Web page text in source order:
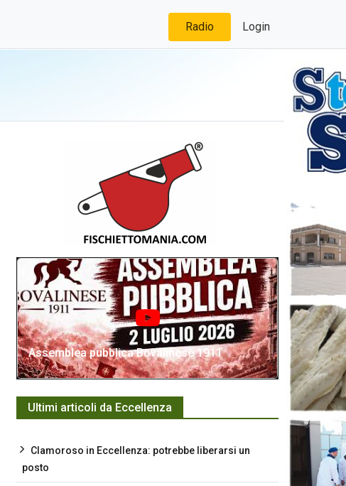
Radio Login
Assemblea pubblica Bovalinese 1911
Ultimi articoli da Eccellenza
Clamoroso in Eccellenza: potrebbe liberarsi un
posto